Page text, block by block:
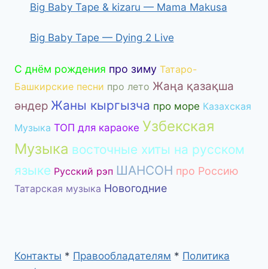
Big Baby Tape & kizaru — Mama Makusa
Big Baby Tape — Dying 2 Live
С днём рождения про зиму Татаро-
Башкирские песни про лето Жаңа қазақша
әндер Жаны кыргызча про море Казахская
Музыка ТОП для караоке Узбекская
Музыка восточные хиты на русском
языке Русский рэп ШАНСОН про Россию
Татарская музыка Новогодние
Контакты * Правообладателям * Политика